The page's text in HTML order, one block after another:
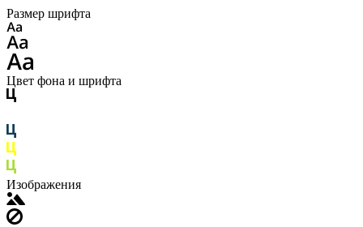
Размер шрифта
Цвет фона и шрифта
Изображения